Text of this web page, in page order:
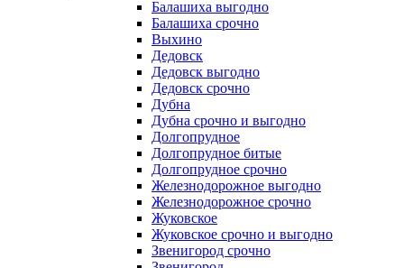
Балашиха выгодно
Балашиха срочно
Выхино
Дедовск
Дедовск выгодно
Дедовск срочно
Дубна
Дубна срочно и выгодно
Долгопрудное
Долгопрудное битые
Долгопрудное срочно
Железнодорожное выгодно
Железнодорожное срочно
Жуковское
Жуковское срочно и выгодно
Звенигород срочно